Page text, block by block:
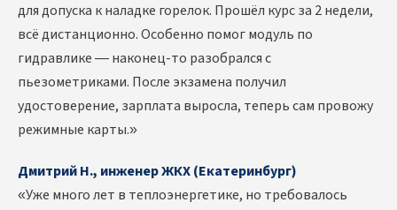
для допуска к наладке горелок. Прошёл курс за 2 недели,
всё дистанционно. Особенно помог модуль по
гидравлике — наконец-то разобрался с
пьезометриками. После экзамена получил
удостоверение, зарплата выросла, теперь сам провожу
режимные карты.»
Дмитрий Н., инженер ЖКХ (Екатеринбург)
«Уже много лет в теплоэнергетике, но требовалось